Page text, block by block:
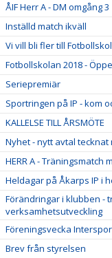
ÅIF Herr A - DM omgång 3
Inställd match ikväll
Vi vill bli fler till
Fotbollskolan 2018 -
Seriepremiär
Sportringen på IP - kom
KALLELSE TILL ÅRSMÖTE
Nyhet - nytt avtal tecknat
HERR A - Träningsmatch
Heldagar på Åkarps IP i
Förändringar i klubben -
verksamhetsutveckling
Föreningsvecka
Brev från styrelsen